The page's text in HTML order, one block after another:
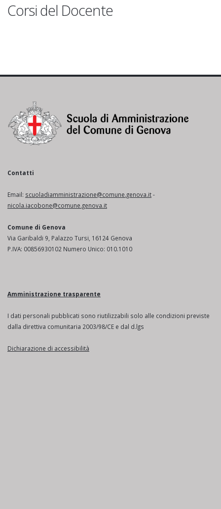
Corsi del Docente
Contatti
Email: scuoladiamministrazione@comune.genova.it-
nicola.iacobone@comune.genova.it
Comune di Genova
Via Garibaldi 9, Palazzo Tursi, 16124 Genova
P.IVA: 00856930102 Numero Unico: 010.1010
Amministrazione trasparente
I dati personali pubblicati sono riutilizzabili solo alle condizioni previste
dalla direttiva comunitaria 2003/98/CE e dal d.lgs
Dichiarazione di accessibilità